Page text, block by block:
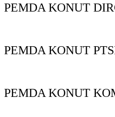
PEMDA KONUT
PEMDA KONUT
PEMDA KONUT